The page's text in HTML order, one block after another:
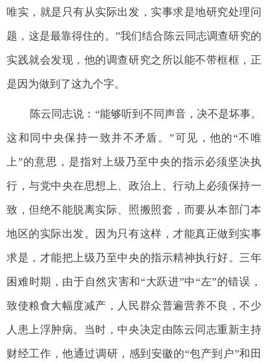
唯实，就是只有从实际出发，实事求是地研究处理问
题，这是最靠得住的。”我们结合陈云同志调查研究的
实践就会发现，他的调查研究之所以能不带框框，正
是因为做到了这九个字。
陈云同志说：“能够听到不同声音，决不是坏事。
这和同中央保持一致并不矛盾。”可见，他的“不唯
上”的意思，是指对上级乃至中央的指示必须坚决执
行，与党中央在思想上、政治上、行动上必须保持一
致，但绝不能脱离实际、照搬照套，而要从本部门本
地区的实际出发。因为只有这样，才能真正做到实事
求是，才能把上级乃至中央的指示精神执行好。三年
困难时期，由于自然灾害和“大跃进”中“左”的错误，
致使粮食大幅度减产，人民群众普遍营养不良，不少
人患上浮肿病。当时，中央决定由陈云同志重新主持
财经工作，他通过调研，感到安徽的“包产到户”和田